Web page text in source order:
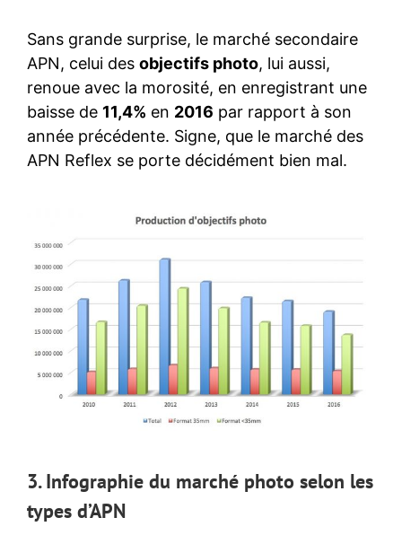
Sans grande surprise, le marché secondaire
APN, celui des objectifs photo, lui aussi,
renoue avec la morosité, en enregistrant une
baisse de 11,4% en 2016 par rapport à son
année précédente. Signe, que le marché des
APN Reflex se porte décidément bien mal.
3. Infographie du marché photo selon les
types d’APN